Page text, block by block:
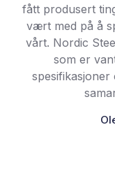
fått produsert
vært med på å
vårt. Nordic
som er